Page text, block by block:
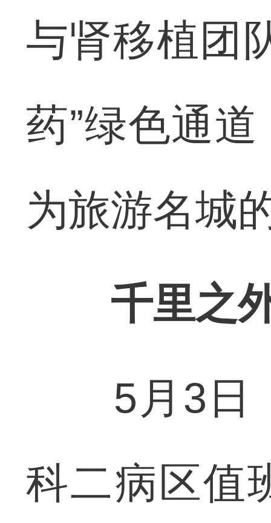
与肾移植团
药”绿色通
为旅游名城
千里之
5月3日，
科二病区值